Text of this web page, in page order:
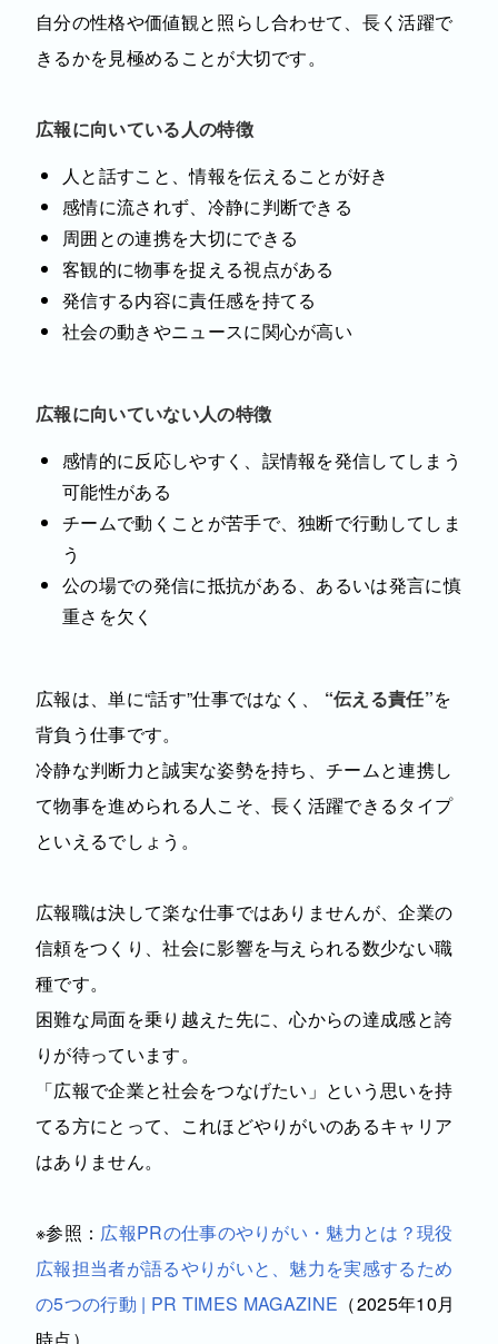
自分の性格や価値観と照らし合わせて、長く活躍で
きるかを見極めることが大切です。
広報に向いている人の特徴
人と話すこと、情報を伝えることが好き
感情に流されず、冷静に判断できる
周囲との連携を大切にできる
客観的に物事を捉える視点がある
発信する内容に責任感を持てる
社会の動きやニュースに関心が高い
広報に向いていない人の特徴
感情的に反応しやすく、誤情報を発信してしまう
可能性がある
チームで動くことが苦手で、独断で行動してしま
う
公の場での発信に抵抗がある、あるいは発言に慎
重さを欠く
広報は、単に“話す”仕事ではなく、 “伝える責任”を
背負う仕事です。
冷静な判断力と誠実な姿勢を持ち、チームと連携し
て物事を進められる人こそ、長く活躍できるタイプ
といえるでしょう。
広報職は決して楽な仕事ではありませんが、企業の
信頼をつくり、社会に影響を与えられる数少ない職
種です。
困難な局面を乗り越えた先に、心からの達成感と誇
りが待っています。
「広報で企業と社会をつなげたい」という思いを持
てる方にとって、これほどやりがいのあるキャリア
はありません。
※参照： 広報PRの仕事のやりがい・魅力とは？現役
広報担当者が語るやりがいと、魅力を実感するため
の5つの行動 | PR TIMES MAGAZINE （2025年10月